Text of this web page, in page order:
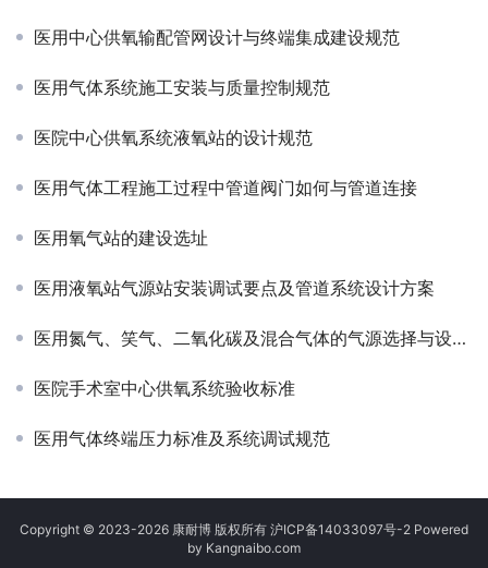
医用中心供氧输配管网设计与终端集成建设规范
医用气体系统施工安装与质量控制规范
医院中心供氧系统液氧站的设计规范
医用气体工程施工过程中管道阀门如何与管道连接
医用氧气站的建设选址
医用液氧站气源站安装调试要点及管道系统设计方案
医用氮气、笑气、二氧化碳及混合气体的气源选择与设计安装规范
医院手术室中心供氧系统验收标准
医用气体终端压力标准及系统调试规范
Copyright © 2023-2026 康耐博 版权所有 沪ICP备14033097号-2 Powered
by Kangnaibo.com